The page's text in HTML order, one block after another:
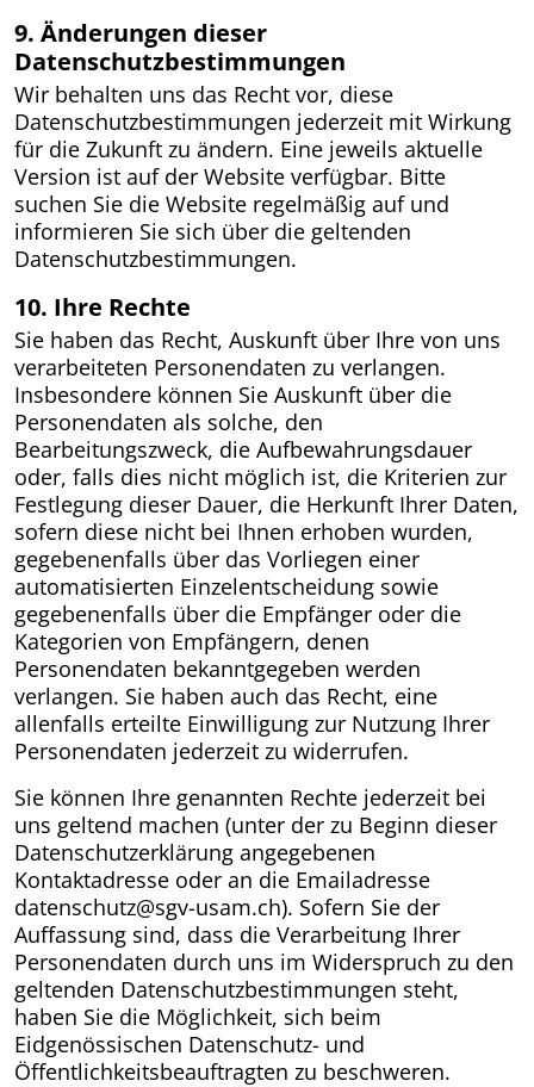
9. Änderungen dieser
Datenschutzbestimmungen
Wir behalten uns das Recht vor, diese
Datenschutzbestimmungen jederzeit mit Wirkung
für die Zukunft zu ändern. Eine jeweils aktuelle
Version ist auf der Website verfügbar. Bitte
suchen Sie die Website regelmäßig auf und
informieren Sie sich über die geltenden
Datenschutzbestimmungen.
10. Ihre Rechte
Sie haben das Recht, Auskunft über Ihre von uns
verarbeiteten Personendaten zu verlangen.
Insbesondere können Sie Auskunft über die
Personendaten als solche, den
Bearbeitungszweck, die Aufbewahrungsdauer
oder, falls dies nicht möglich ist, die Kriterien zur
Festlegung dieser Dauer, die Herkunft Ihrer Daten,
sofern diese nicht bei Ihnen erhoben wurden,
gegebenenfalls über das Vorliegen einer
automatisierten Einzelentscheidung sowie
gegebenenfalls über die Empfänger oder die
Kategorien von Empfängern, denen
Personendaten bekanntgegeben werden
verlangen. Sie haben auch das Recht, eine
allenfalls erteilte Einwilligung zur Nutzung Ihrer
Personendaten jederzeit zu widerrufen.
Sie können Ihre genannten Rechte jederzeit bei
uns geltend machen (unter der zu Beginn dieser
Datenschutzerklärung angegebenen
Kontaktadresse oder an die Emailadresse
datenschutz@sgv-usam.ch). Sofern Sie der
Auffassung sind, dass die Verarbeitung Ihrer
Personendaten durch uns im Widerspruch zu den
geltenden Datenschutzbestimmungen steht,
haben Sie die Möglichkeit, sich beim
Eidgenössischen Datenschutz- und
Öffentlichkeitsbeauftragten zu beschweren.